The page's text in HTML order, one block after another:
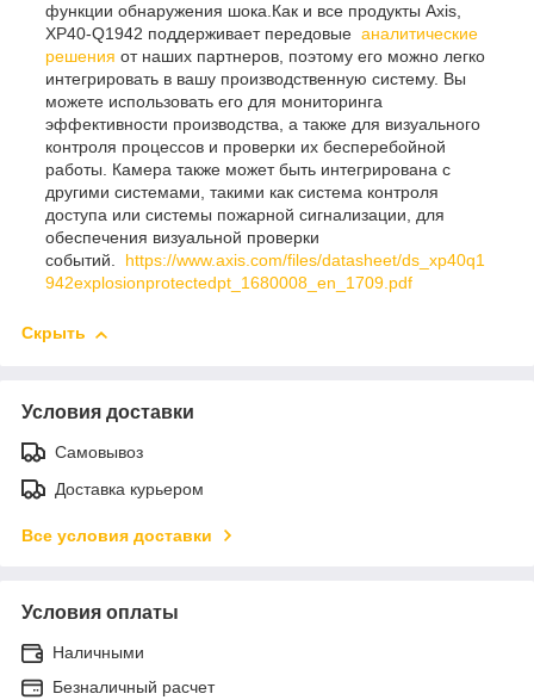
функции обнаружения шока.Как и все продукты Axis,
XP40-Q1942 поддерживает передовые аналитические
решения от наших партнеров, поэтому его можно легко
интегрировать в вашу производственную систему. Вы
можете использовать его для мониторинга
эффективности производства, а также для визуального
контроля процессов и проверки их бесперебойной
работы. Камера также может быть интегрирована с
другими системами, такими как система контроля
доступа или системы пожарной сигнализации, для
обеспечения визуальной проверки
событий. https://www.axis.com/files/datasheet/ds_xp40q1
942explosionprotectedpt_1680008_en_1709.pdf
Скрыть
Условия доставки
Самовывоз
Доставка курьером
Все условия доставки
Условия оплаты
Наличными
Безналичный расчет